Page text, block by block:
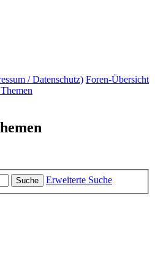
/ Datenschutz) Foren-Übersicht
Suche
Erweiterte Suche